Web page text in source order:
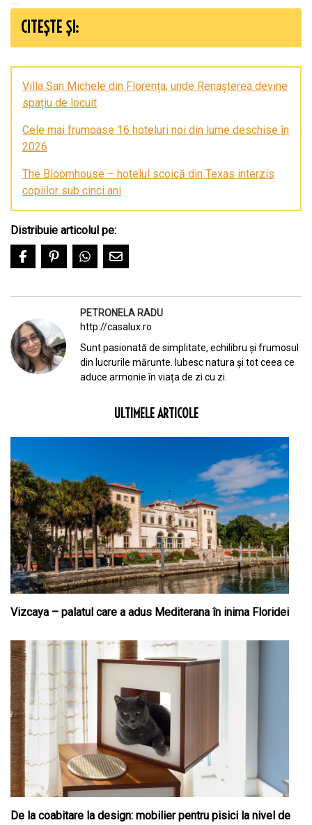
CITEȘTE ȘI:
Villa San Michele din Florența, unde Renașterea devine
spațiu de locuit
Cele mai frumoase 16 hoteluri noi din lume deschise în
2026
The Bloomhouse – hotelul scoică din Texas interzis
copiilor sub cinci ani
Distribuie articolul pe:
PETRONELA RADU
http://casalux.ro
Sunt pasionată de simplitate, echilibru și frumosul
din lucrurile mărunte. Iubesc natura și tot ceea ce
aduce armonie în viața de zi cu zi.
ULTIMELE ARTICOLE
Vizcaya – palatul care a adus Mediterana în inima Floridei
De la coabitare la design: mobilier pentru pisici la nivel de